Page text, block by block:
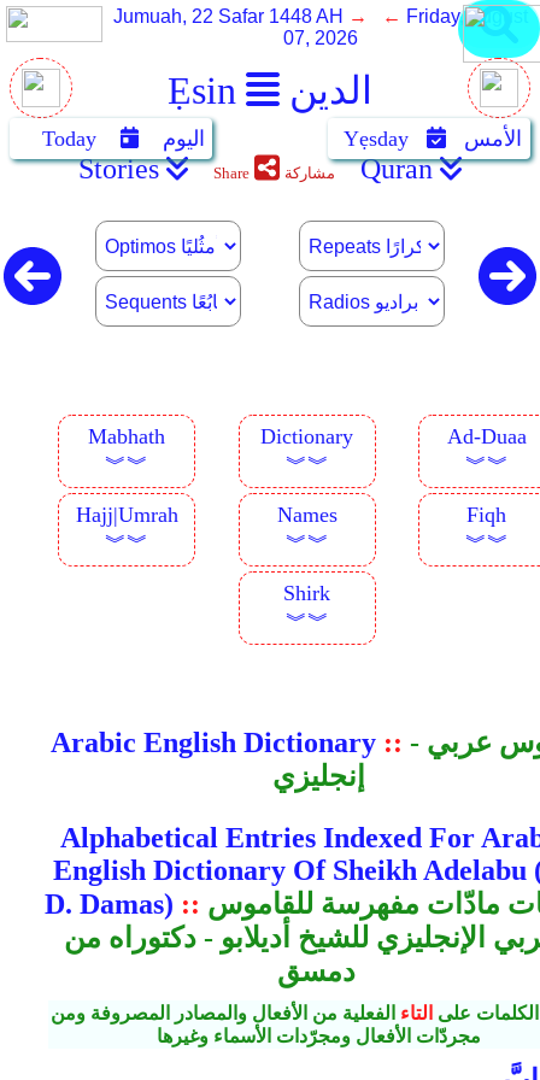
Ẹsin الدين
Jumuah, 22 Safar 1448 AH → ← Friday, August
07, 2026
Today اليوم Yẹsday الأمس
Stories Share مشاركة Quran
Mabhath
︾︾
Dictionary
︾︾
Ad-Duaa
︾︾
Hajj|Umrah
︾︾
Names
︾︾
Fiqh
︾︾
Shirk
︾︾
Arabic English Dictionary :: قاموس عربي -
إنجليزي
Alphabetical Entries Indexed For
English Dictionary Of Sheikh Adelabu
D. Damas) ::
الإنجليزي للشيخ أديلابو - دكتوراه من
دمسق
على التاء الفعلية من الأفعال والمصادر المصروفة ومن
مجردّات الأفعال ومجرّدات الأسماء وغيرها